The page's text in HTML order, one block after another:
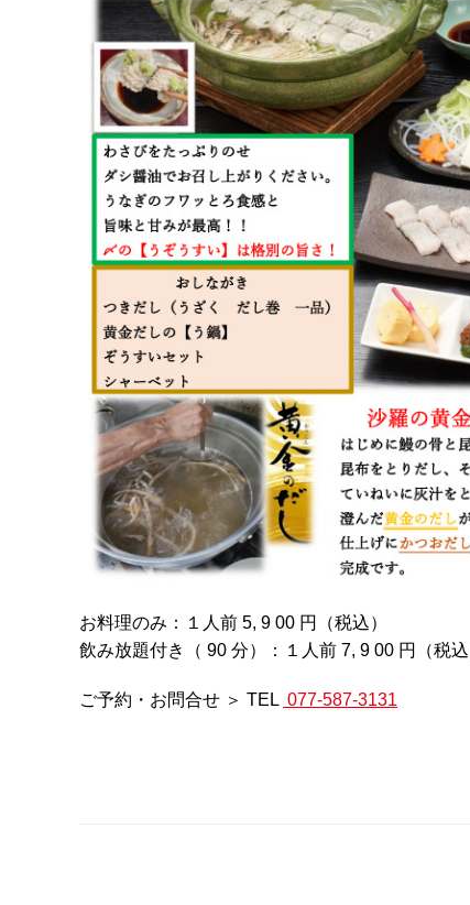
お料理のみ：１人前 5, 9 00 円（税込）
飲み放題付き（ 90 分）：１人前 7, 9 00 円（税込
ご予約・お問合せ ＞ TEL 077-587-3131